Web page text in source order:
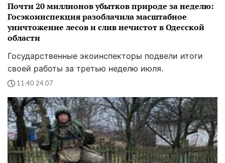
Почти 20 миллионов убытков природе за неделю:
Госэкоинспекция разоблачила масштабное
уничтожение лесов и слив нечистот в Одесской
области
Государственные экоинспекторы подвели итоги
своей работы за третью неделю июля.
11:40 24.07